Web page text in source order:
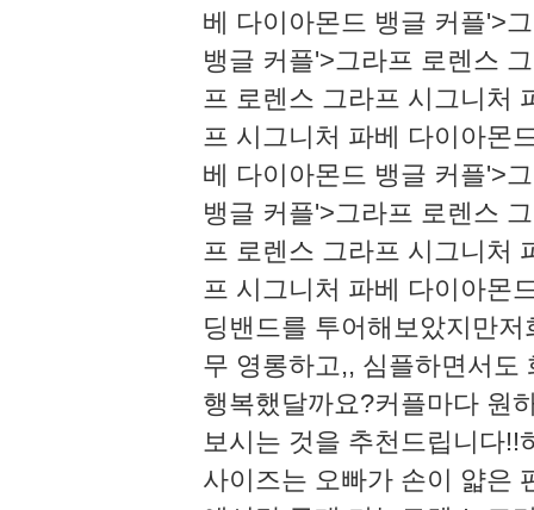
베 다이아몬드 뱅글 커플'>
뱅글 커플'>그라프 로렌스
프 로렌스 그라프 시그니처
프 시그니처 파베 다이아몬
베 다이아몬드 뱅글 커플'>
뱅글 커플'>그라프 로렌스
프 로렌스 그라프 시그니처
프 시그니처 파베 다이아몬
딩밴드를 투어해보았지만
무 영롱하고,, 심플하면서도
행복했달까요?​​​​커플마다 원
보시는 것을 추천드립니다!!​​​
사이즈는 오빠가 손이 얇은